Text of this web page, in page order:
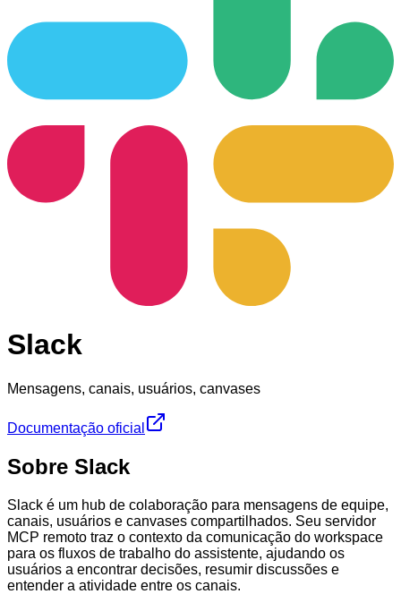
Slack
Mensagens, canais, usuários, canvases
Documentação oficial
Sobre Slack
Slack é um hub de colaboração para mensagens de equipe,
canais, usuários e canvases compartilhados. Seu servidor
MCP remoto traz o contexto da comunicação do workspace
para os fluxos de trabalho do assistente, ajudando os
usuários a encontrar decisões, resumir discussões e
entender a atividade entre os canais.